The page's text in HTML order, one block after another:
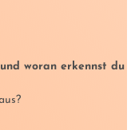
woran erkennst du